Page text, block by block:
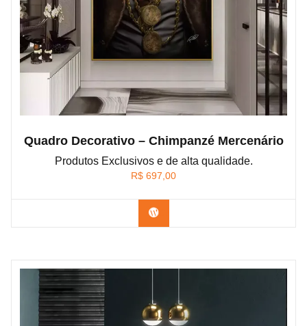
Quadro Decorativo – Chimpanzé Mercenário
Produtos Exclusivos e de alta qualidade.
R$ 697,00
Confira os modelos